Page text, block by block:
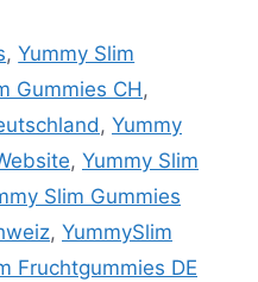
,Yummy Slim
Gummies CH,
, Yummy
, Yummy Slim
Slim Gummies
, YummySlim
Fruchtgummies DE